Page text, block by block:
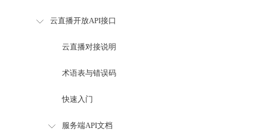
云直播开放API接口
云直播对接说明
术语表与错误码
快速入门
服务端API文档